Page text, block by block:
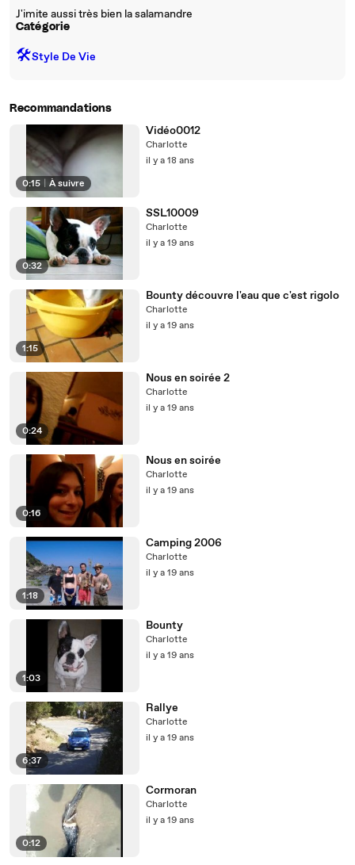
J'imite aussi très bien la salamandre
Catégorie
🛠️Style De Vie
Recommandations
0:15 À suivre
Vidéo0012
Charlotte
il y a 18 ans
0:32
SSL10009
Charlotte
il y a 19 ans
1:15
Bounty découvre l'eau que c'est rigolo
Charlotte
il y a 19 ans
0:24
Nous en soirée 2
Charlotte
il y a 19 ans
0:16
Nous en soirée
Charlotte
il y a 19 ans
1:18
Camping 2006
Charlotte
il y a 19 ans
1:03
Bounty
Charlotte
il y a 19 ans
6:37
Rallye
Charlotte
il y a 19 ans
0:12
Cormoran
Charlotte
il y a 19 ans